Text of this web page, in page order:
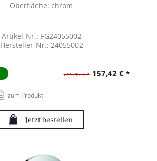
Oberfläche: chrom
Artikel-Nr.: FG24055002
Hersteller-Nr.: 24055002
255,49 € * 157,42 € *
zum Produkt
Jetzt bestellen